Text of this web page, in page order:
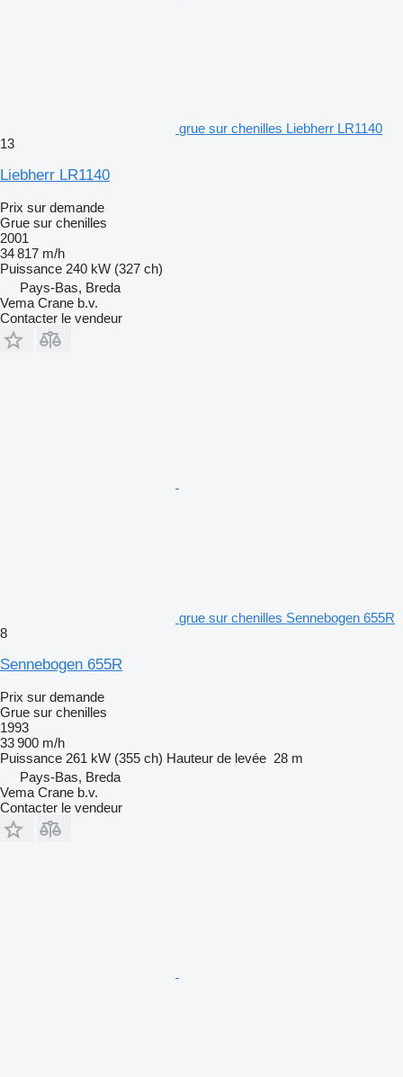
grue sur chenilles Liebherr LR1140
13
Liebherr LR1140
Prix sur demande
Grue sur chenilles
2001
34 817 m/h
Puissance 240 kW (327 ch)
Pays-Bas, Breda
Vema Crane b.v.
Contacter le vendeur
grue sur chenilles Sennebogen 655R
8
Sennebogen 655R
Prix sur demande
Grue sur chenilles
1993
33 900 m/h
Puissance 261 kW (355 ch) Hauteur de levée 28 m
Pays-Bas, Breda
Vema Crane b.v.
Contacter le vendeur